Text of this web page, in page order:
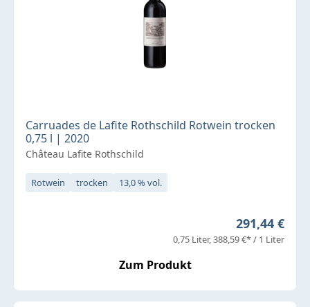
Carruades de Lafite Rothschild Rotwein trocken
0,75 l | 2020
Château Lafite Rothschild
Rotwein trocken 13,0 % vol.
Regulärer
291,44 €
0,75 Liter 388,59 €* / 1 Liter
Zum Produkt